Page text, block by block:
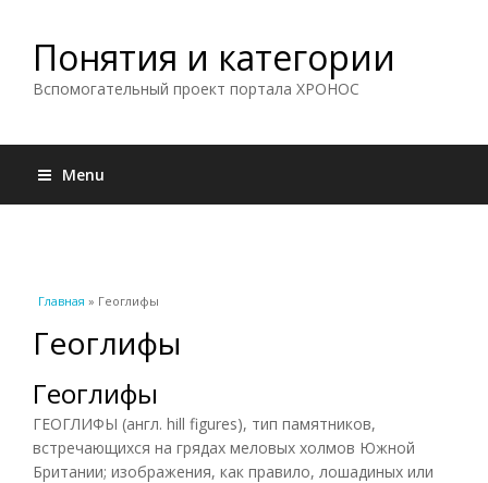
Понятия и категории
Вспомогательный проект портала ХРОНОС
Menu
Вы здесь
Главная » Геоглифы
Геоглифы
Геоглифы
ГЕОГЛИФЫ (англ. hill figures), тип памятников,
встречающихся на грядах меловых холмов Южной
Британии; изображения, как правило, лошадиных или